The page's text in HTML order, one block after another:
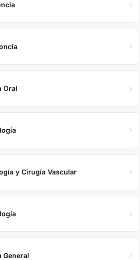
Oral
y Cirugía Vascular
General